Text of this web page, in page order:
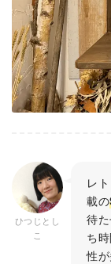
ひつじとし
こ
レ
載の
待
ち
性